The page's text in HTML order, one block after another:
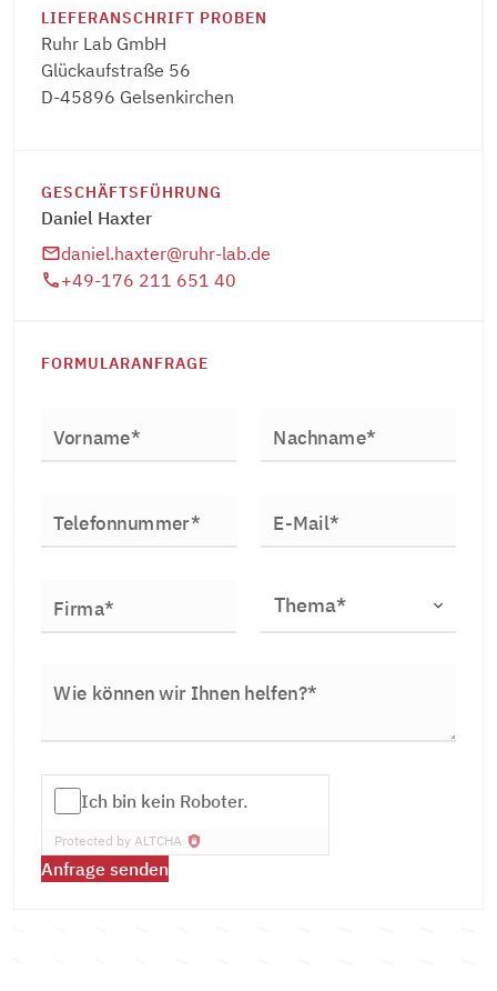
LIEFERANSCHRIFT PROBEN
Ruhr Lab GmbH
Glückaufstraße 56
D-45896 Gelsenkirchen
GESCHÄFTSFÜHRUNG
Daniel Haxter
daniel.haxter@ruhr-lab.de
+49-176 211 651 40
FORMULARANFRAGE
Vorname* Nachname*
Telefonnummer* E-Mail*
Firma*
Wie können wir Ihnen helfen?*
Ich bin kein Roboter.
Protected by ALTCHA
Anfrage senden